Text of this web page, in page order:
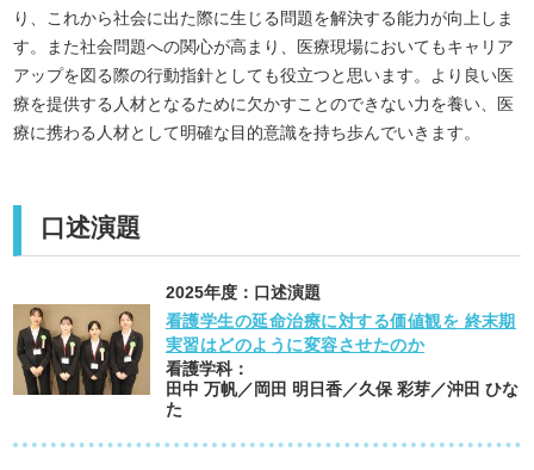
り、これから社会に出た際に生じる問題を解決する能力が向上しま
す。また社会問題への関心が高まり、医療現場においてもキャリア
アップを図る際の行動指針としても役立つと思います。より良い医
療を提供する人材となるために欠かすことのできない力を養い、医
療に携わる人材として明確な目的意識を持ち歩んでいきます。
口述演題
2025年度： 口述演題
看護学生の延命治療に対する価値観を 終末期
実習はどのように変容させたのか
看護学科：
田中 万帆／岡田 明日香／久保 彩芽／沖田 ひな
た